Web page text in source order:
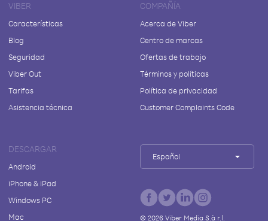
VIBER
Características
Blog
Seguridad
Viber Out
Tarifas
Asistencia técnica
COMPAÑÍA
Acerca de Viber
Centro de marcas
Ofertas de trabajo
Términos y políticas
Política de privacidad
Customer Complaints Code
DESCARGAR
Android
iPhone & iPad
Windows PC
Mac
Español
© 2026Viber Media S.à r.l.